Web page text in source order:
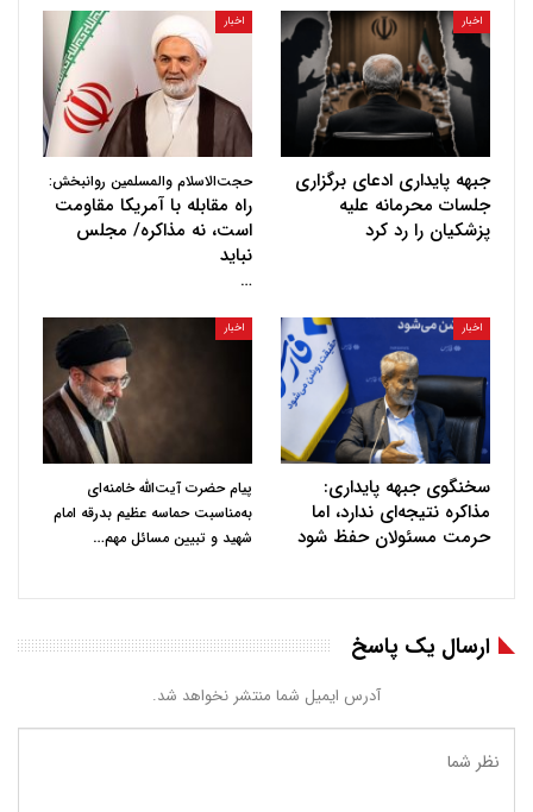
اخبار
جبهه پایداری ادعای برگزاری
جلسات محرمانه علیه
پزشکیان را رد کرد
اخبار
حجت‌الاسلام والمسلمین روانبخش:
راه مقابله با آمریکا مقاومت
است، نه مذاکره/ مجلس
نباید
…
اخبار
سخنگوی جبهه پایداری:
مذاکره نتیجه‌ای ندارد، اما
حرمت مسئولان حفظ شود
اخبار
پیام حضرت آیت‌الله خامنه‌ای
به‌مناسبت حماسه عظیم بدرقه امام
شهید و تبیین مسائل مهم…
ارسال یک پاسخ
آدرس ایمیل شما منتشر نخواهد شد.